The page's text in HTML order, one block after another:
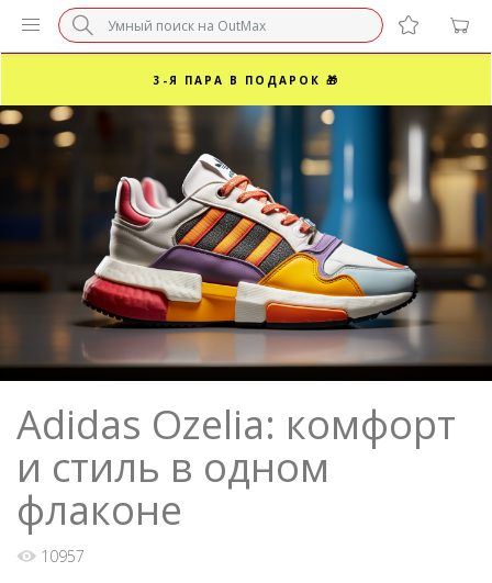
БЕЗ НАЦЕНКИ МАРКЕТПЛЕЙСОВ ⚡ ВАШ РАЗМЕР
3-Я ПАРА В ПОДАРОК 🎁
ПОСЛЕДНИЕ РАЗМЕРЫ ОТ 1500₽⚡️
СУПЕРАКЦИЯ 🔥 2-Я ПАРА -50%
Adidas Ozelia: комфорт
и стиль в одном
флаконе
10957